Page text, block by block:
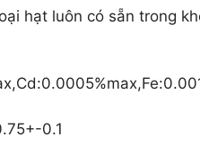
hạt luôn có sẵn trong
0.1